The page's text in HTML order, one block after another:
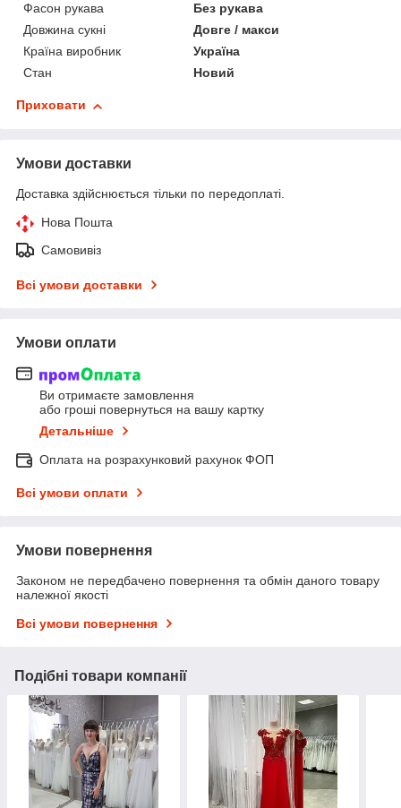
Фасон рукава
Без рукава
Довжина сукні
Довге / макси
Країна виробник
Україна
Стан
Новий
Приховати
Умови доставки
Доставка здійснюється тільки по передоплаті.
Нова Пошта
Самовивіз
Всі умови доставки
Умови оплати
Ви отримаєте замовлення
або гроші повернуться на вашу картку
Детальніше
Оплата на розрахунковий рахунок ФОП
Всі умови оплати
Умови повернення
Законом не передбачено повернення та обмін даного товару
належної якості
Всі умови повернення
Подібні товари компанії